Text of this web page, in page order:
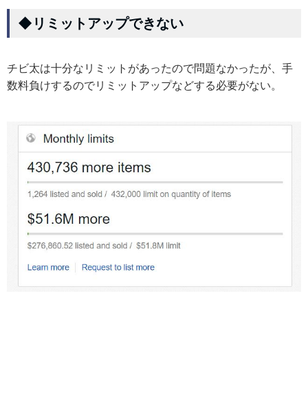
◆リミットアップできない
チビ太は十分なリミットがあったので問題なかったが、手
数料負けするのでリミットアップなどする必要がない。